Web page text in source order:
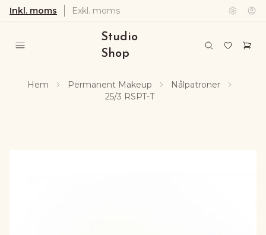
Inkl. moms Exkl. moms
Studio
Shop
Hem Permanent Makeup
Nålpatroner
25/3 RSPT-T